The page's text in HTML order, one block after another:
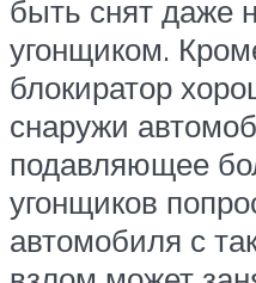
быть снят даже
угонщиком.
блокиратор
снаружи
подавляющее
угонщиков
автомобиля с